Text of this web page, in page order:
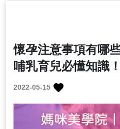
懷孕注意事項有哪
哺乳育兒必懂知識！
2022-05-15